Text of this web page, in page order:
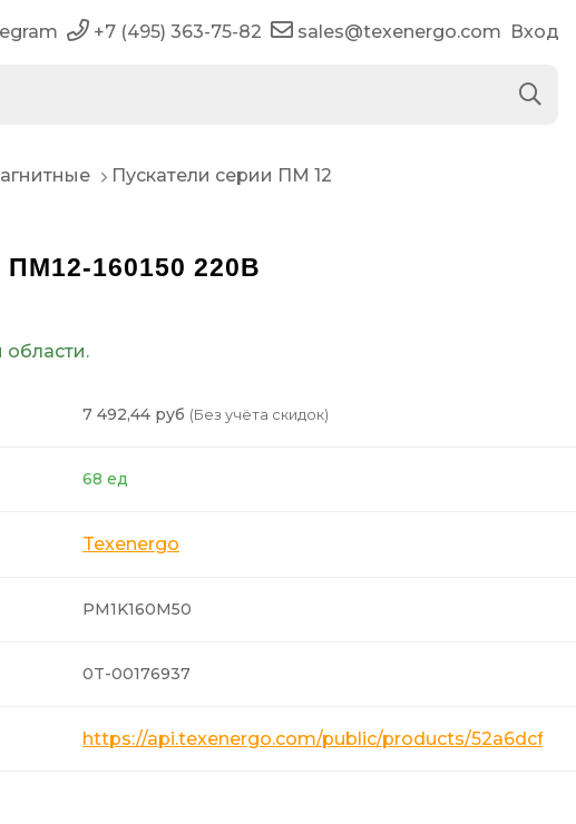
+7 (495) 363-75-82 sales@texenergo.com Вход
Пускатели серии ПМ 12
ПМ12-160150 220В
7 492,44 руб (Без учёта скидок)
68 ед
Texenergo
PM1K160M50
0T-00176937
https://api.texenergo.com/public/products/